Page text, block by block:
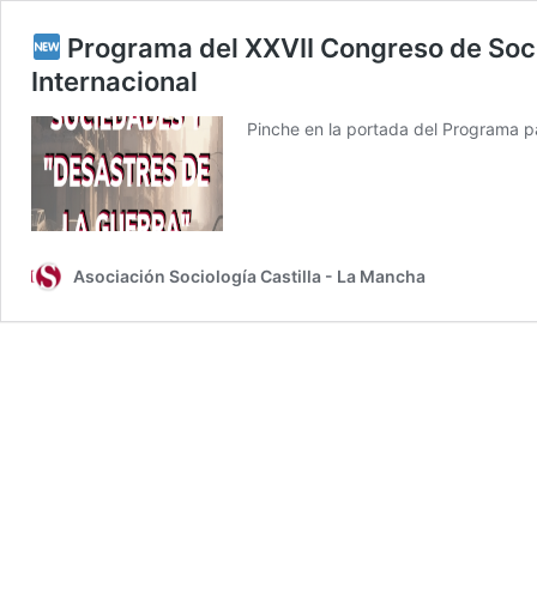
Programa del XXVII Congreso de
Internacional
Pinche en la portada del Programa
Asociación Sociología Castilla - La Mancha